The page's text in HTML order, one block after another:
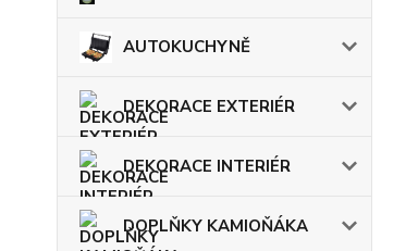
AUTOKUCHYNĚ
DEKORACE EXTERIÉR
DEKORACE INTERIÉR
DOPLŇKY KAMIOŇÁKA